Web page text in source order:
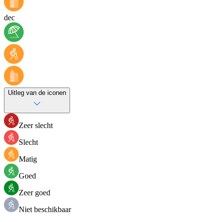
dec
Uitleg van de iconen
Zeer slecht
Slecht
Matig
Goed
Zeer goed
Niet beschikbaar